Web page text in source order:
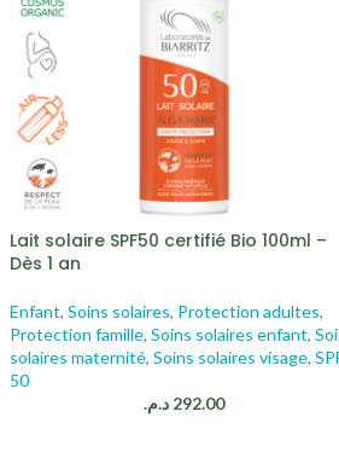
Lait solaire SPF50 certifié Bio 100ml –
Dès 1 an
Enfant, Soins solaires, Protection adultes,
Protection famille, Soins solaires enfant,
solaires maternité, Soins solaires visage,
50
292.00 د.م.